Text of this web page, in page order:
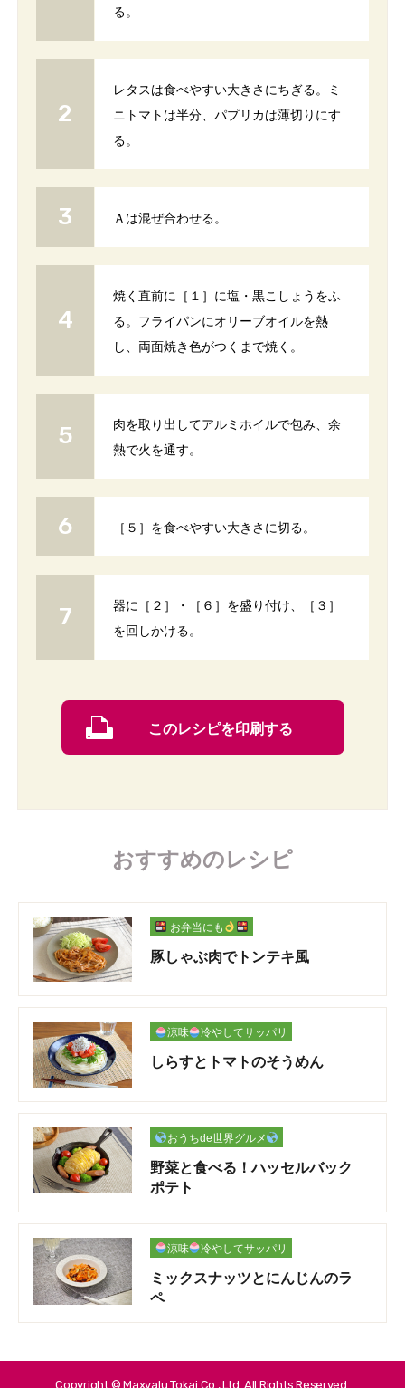
る。
レタスは食べやすい大きさにちぎる。ミ
ニトマトは半分、パプリカは薄切りにす
る。
Ａは混ぜ合わせる。
焼く直前に［１］に塩・黒こしょうをふ
る。フライパンにオリーブオイルを熱
し、両面焼き色がつくまで焼く。
肉を取り出してアルミホイルで包み、余
熱で火を通す。
［５］を食べやすい大きさに切る。
器に［２］・［６］を盛り付け、［３］
を回しかける。
このレシピを印刷する
おすすめのレシピ
お弁当にも
豚しゃぶ肉でトンテキ風
涼味 冷やしてサッパリ
しらすとトマトのそうめん
おうちde世界グルメ
野菜と食べる！ハッセルバック
ポテト
涼味 冷やしてサッパリ
ミックスナッツとにんじんのラ
ペ
Copyright © Maxvalu Tokai Co., Ltd. All Rights Reserved.